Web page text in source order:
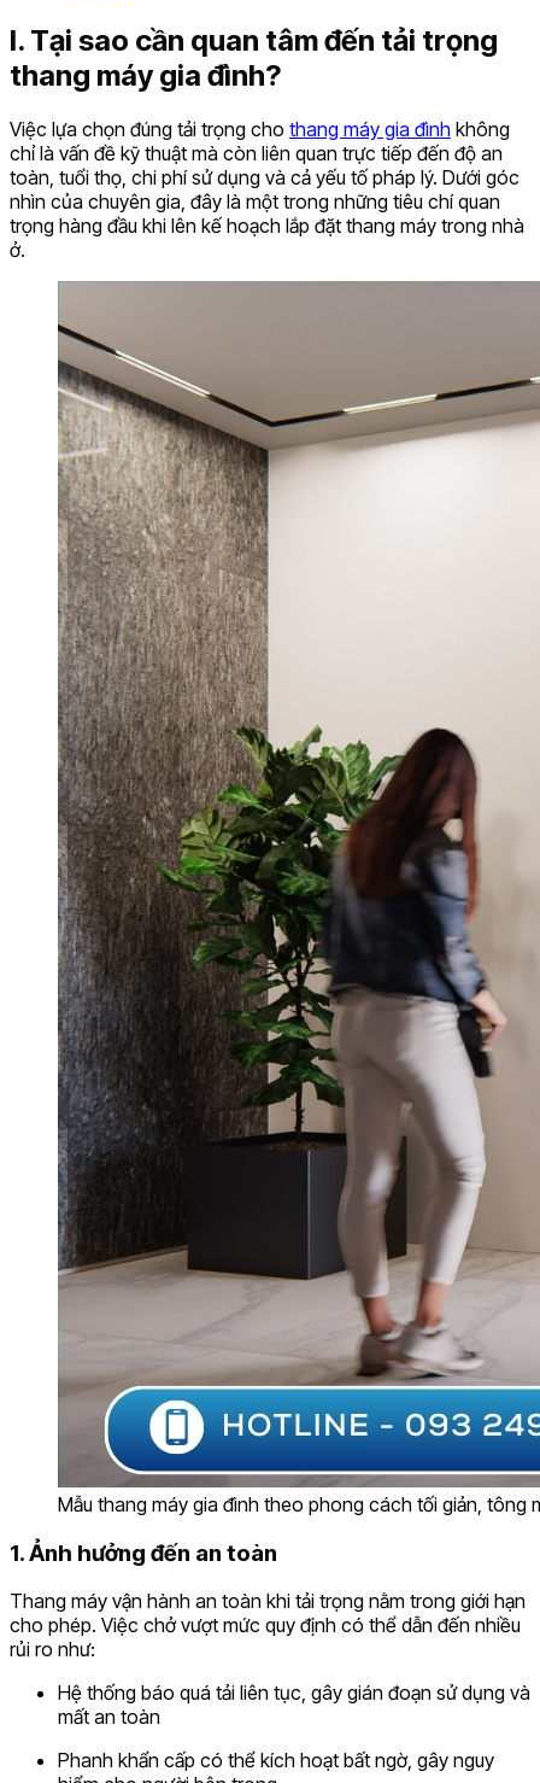
I. Tại sao cần quan tâm đến tải trọng
thang máy gia đình?
Việc lựa chọn đúng tải trọng cho thang máy gia đình không
chỉ là vấn đề kỹ thuật mà còn liên quan trực tiếp đến độ an
toàn, tuổi thọ, chi phí sử dụng và cả yếu tố pháp lý. Dưới góc
nhìn của chuyên gia, đây là một trong những tiêu chí quan
trọng hàng đầu khi lên kế hoạch lắp đặt thang máy trong nhà
ở.
Mẫu thang máy gia đình theo phong cách tối giản, tông
1. Ảnh hưởng đến an toàn
Thang máy vận hành an toàn khi tải trọng nằm trong giới hạn
cho phép. Việc chở vượt mức quy định có thể dẫn đến nhiều
rủi ro như:
Hệ thống báo quá tải liên tục, gây gián đoạn sử dụng và
mất an toàn
Phanh khẩn cấp có thể kích hoạt bất ngờ, gây nguy